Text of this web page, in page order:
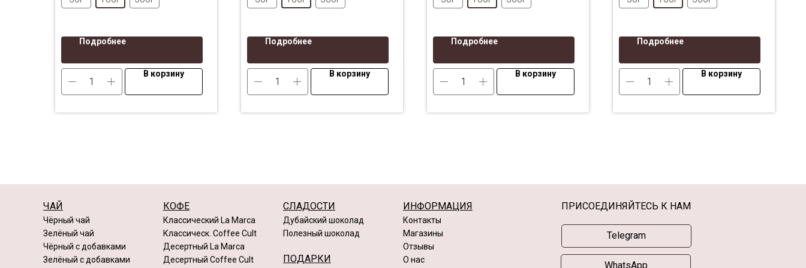
способствует сохранению
веществ.Подробнее
В корзину
Подробнее
В корзину
Подробнее
В корзину
Подробнее
В корзину
ЧАЙ
Чёрный чай
Зелёный чай
Чёрный с добавками
Классическ. Coffee Cult
Зелёный с добавками
Классический La Marca
КОФЕ
Десертный Coffee Cult
Десертный La Marca
СЛАДОСТИ
Дубайский шоколад
Полезный шоколад
ПОДАРКИ
ИНФОРМАЦИЯ
Контакты
Магазины
Отзывы
О нас
ПРИСОЕДИНЯЙТЕСЬ К НАМ
Telegram
WhatsApp